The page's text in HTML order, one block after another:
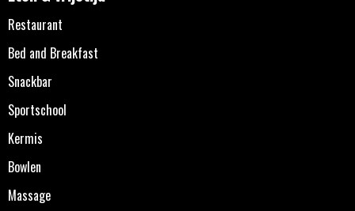
Restaurant
Bed and Breakfast
Snackbar
Sportschool
Kermis
Bowlen
Massage